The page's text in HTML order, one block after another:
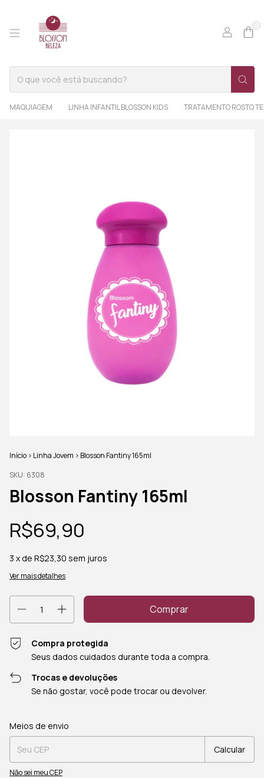
MAQUIAGEM LINHA INFANTIL BLOSSON KIDS TRATAMENTO ROSTO
Início > Linha Jovem > Blosson Fantiny 165ml
SKU: 6308
Blosson Fantiny 165ml
R$69,90
3 x de R$23,30 sem juros
Ver mais detalhes
Compra protegida
Seus dados cuidados durante toda a compra.
Trocas e devoluções
Se não gostar, você pode trocar ou devolver.
Entregas para o CEP:
Meios de envio
Calcular
Não sei meu CEP